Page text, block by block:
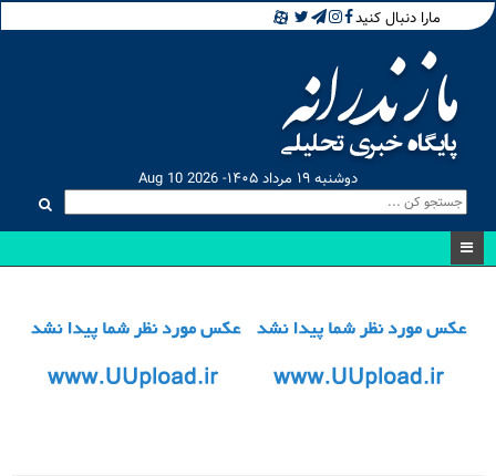
مارا دنبال کنید
دوشنبه ۱۹ مرداد ۱۴۰۵- Aug 10 2026